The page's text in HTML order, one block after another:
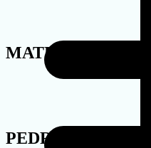
MATERIAL
PEDRA